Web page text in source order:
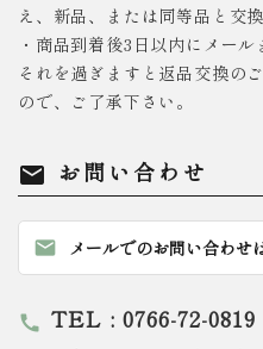
え、新品、または同等品と交
・商品到着後3日以内にメー
それを過ぎますと返品交換の
ので、ご了承下さい。
mail お問い合わせ
mail メールでのお問い合わせ
call TEL : 0766-72-0819